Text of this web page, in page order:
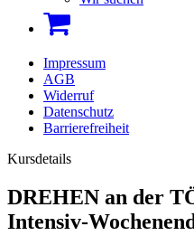
Impressum
AGB
Widerruf
Datenschutz
Barrierefreiheit
Kursdetails
DREHEN an der
Intensiv-